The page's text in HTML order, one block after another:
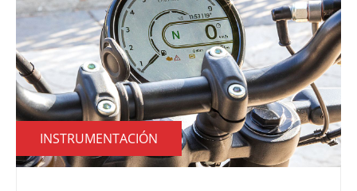
INSTRUMENTACIÓN